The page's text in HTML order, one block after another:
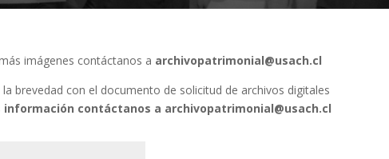
imágenes contáctanos a archivopatrimonial@usach.cl
brevedad con el documento de solicitud de archivos digitales
información contáctanos a archivopatrimonial@usach.cl